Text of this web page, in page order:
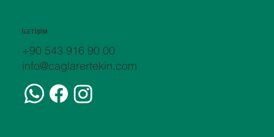
İLETİŞİM
+90 543 916 90 00
info@caglarertekin.com